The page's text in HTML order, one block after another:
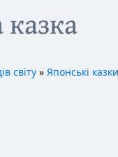
світу» Японські казки